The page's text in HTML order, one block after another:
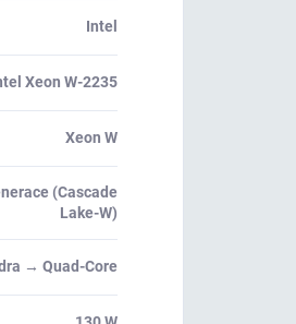
Intel
Xeon W-2235
Xeon W
(Cascade
Lake-W)
→ Quad-Core